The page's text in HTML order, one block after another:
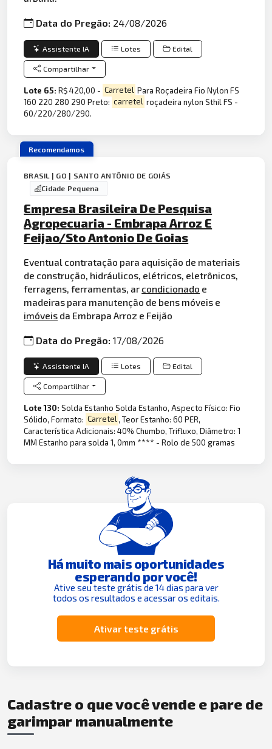
Data do Pregão: 24/08/2026
Assistente IA Lotes Edital
Compartilhar
Lote 65:R$ 420,00 - Carretel Para Roçadeira Fio Nylon FS
160 220 280 290 Preto: carretel roçadeira nylon Sthil FS -
60/220/280/290.
Recomendamos
BRASIL | GO | SANTO ANTÔNIO DE GOIÁS
Cidade Pequena
Empresa Brasileira De Pesquisa
Agropecuaria - Embrapa Arroz E
Feijao/Sto Antonio De Goias
Eventual contratação para aquisição de materiais
de construção, hidráulicos, elétricos, eletrônicos,
ferragens, ferramentas, ar condicionado e
madeiras para manutenção de bens móveis e
imóveis da Embrapa Arroz e Feijão
Data do Pregão:17/08/2026
Assistente IA Lotes Edital
Compartilhar
Lote 130:Solda Estanho Solda Estanho, Aspecto Físico: Fio
Sólido, Formato: Carretel, Teor Estanho: 60 PER,
Característica Adicionais: 40% Chumbo, Trifluxo, Diâmetro: 1
MM Estanho para solda 1, 0mm **** - Rolo de 500 gramas
Há muito mais oportunidades
esperando por você!
Ative seu teste grátis de 14 dias para ver
todos os resultados e acessar os editais.
Ativar teste grátis
Cadastre o que você vende e pare de
garimpar manualmente